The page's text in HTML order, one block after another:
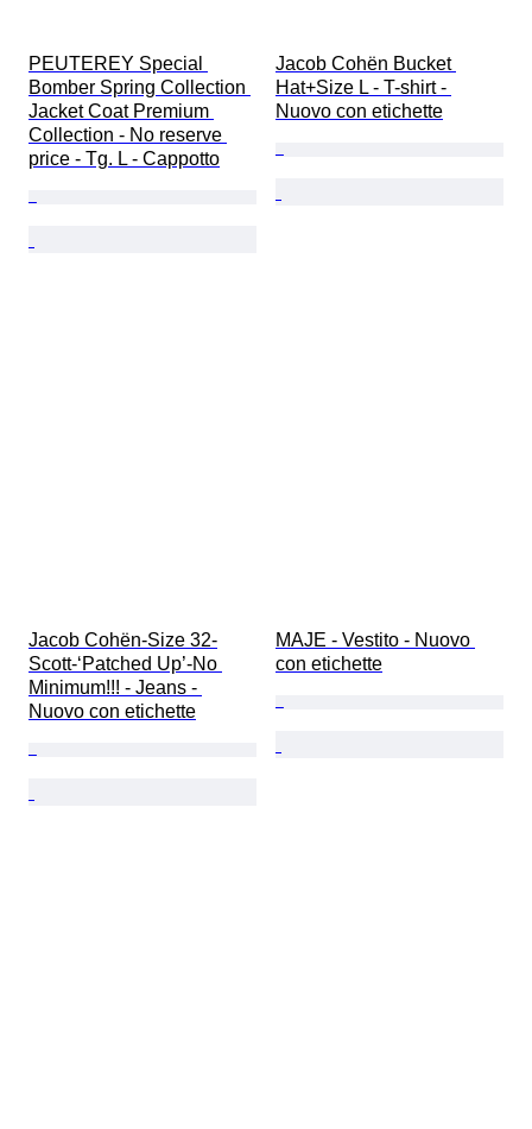
PEUTEREY Special
Bomber Spring Collection
Jacket Coat Premium
Collection - No reserve
price - Tg. L - Cappotto
Jacob Cohën Bucket
Hat+Size L - T-shirt -
Nuovo con etichette
Jacob Cohën-Size 32-
Scott-‘Patched Up’-No
Minimum!!! - Jeans -
Nuovo con etichette
MAJE - Vestito - Nuovo
con etichette